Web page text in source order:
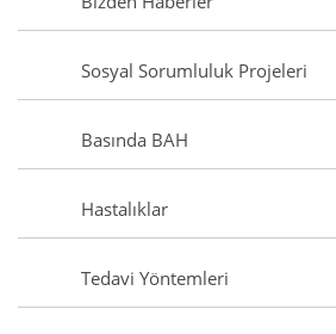
Sosyal Sorumluluk Projeleri
Basında BAH
Hastalıklar
Tedavi Yöntemleri